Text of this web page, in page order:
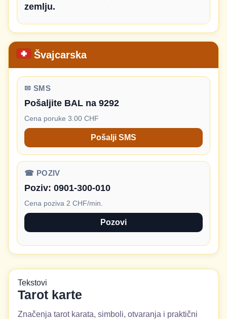
zemlju.
Švajcarska
✉ SMS
Pošaljite BAL na 9292
Cena poruke 3.00 CHF
Pošalji SMS
☎ POZIV
Poziv: 0901-300-010
Cena poziva 2 CHF/min.
Pozovi
Tekstovi
Tarot karte
Značenja tarot karata, simboli, otvaranja i praktični